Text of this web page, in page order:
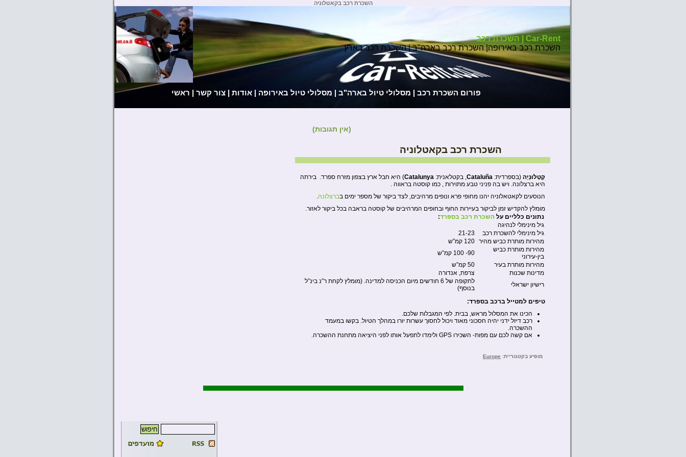
השכרת רכב בקאטלוניה
Car-Rent | השכרת רכב
השכרת רכב באירופה| השכרת רכב בארה"ב | השכרת רכב בארץ
ראשי צור קשר | אודות | מסלולי טיול באירופה | מסלולי טיול בארה"ב | פורום השכרת רכב |
(אין תגובות)
השכרת רכב בקאטלוניה
קָטָלוּנְיָה (בספרדית: Cataluña, בקטלאנית: Catalunya) היא חבל ארץ בצפון מזרח ספרד. בירתה
היא ברצלונה. ויש בה פניני טבע מתוירות , כמו קוסטה בראווה .
הנוסעים לקאטאלוניה יהנו מחופי פרא ונופים מרהיבים, לצד ביקור של מספר ימים בברצלונה.
מומלץ להקדיש זמן לביקור בעיירות החוף ובחופים המרהיבים של קוסטה בראבה בכל ביקור לאזור.
נתונים כלליים על השכרת רכב בספרד:
גיל מינימלי לנהיגה
גיל מינימלי להשכרת רכב
21-23
מהירות מותרת כביש מהיר 120 קמ”ש
מהירות מותרת כביש
בין-עירוני
90- 100 קמ”ש
מהירות מותרת בעיר
50 קמ”ש
מדינות שכנות
צרפת, אנדורה
רישיון ישראלי
לתקופה של 6 חודשים מיום הכניסה למדינה. (מומלץ לקחת ר”נ בינ”ל
בנוסף)
טיפים למטייל ברכב בספרד:
הכינו את המסלול מראש, בבית. לפי המגבלות שלכם.
רכב דיזל ידני יהיה חסכוני מאוד ויכול לחסוך עשרות יורו במהלך הטיול. בקשו במעמד
ההשכרה.
אם קשה לכם עם מפות- השכירו GPS ולימדו לתפעל אותו לפני היציאה מתחנת ההשכרה.
מופיע בקטגוריית: Europe